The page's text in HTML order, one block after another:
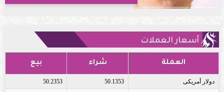
أسعار العملات
العملة شراء بيع
دولار أمريكى 50.1353
50.2353